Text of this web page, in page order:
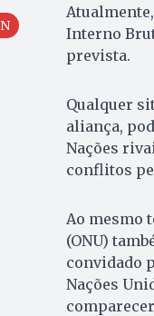
Interno
prevista.
Qualquer
aliança,
Nações
conflitos
Ao mesmo
(ONU)
convidado
Nações